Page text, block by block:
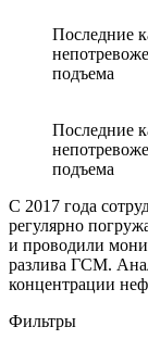
Последние
подъема
Последние
подъема
С 2017 года
регулярно
и проводили
разлива ГСМ.
концентрации
Фильтры